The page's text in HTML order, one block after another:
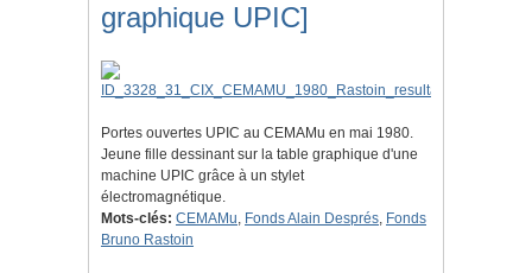
graphique UPIC]
Portes ouvertes UPIC au CEMAMu en mai 1980.
Jeune fille dessinant sur la table graphique d'une
machine UPIC grâce à un stylet
électromagnétique.
Mots-clés: CEMAMu, Fonds Alain Després, Fonds
Bruno Rastoin